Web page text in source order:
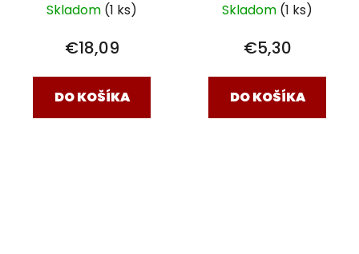
Skladom (1 ks)
€18,09
DO KOŠÍKA
Skladom (1 ks)
€5,30
DO KOŠÍKA